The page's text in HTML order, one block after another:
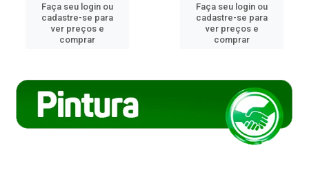
Faça seu login ou
cadastre-se para
ver preços e
comprar
Faça seu login ou
cadastre-se para
ver preços e
comprar